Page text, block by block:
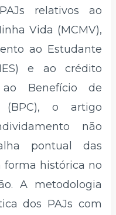
relativos ao
Vida (MCMV),
ao Estudante
e ao crédito
ao Benefício de
(BPC), o artigo
não
pontual das
forma histórica no
A metodologia
dos PAJs com